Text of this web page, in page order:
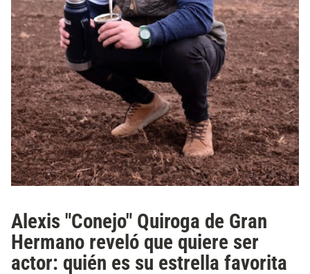
Alexis "Conejo" Quiroga de Gran
Hermano reveló que quiere ser
actor: quién es su estrella favorita